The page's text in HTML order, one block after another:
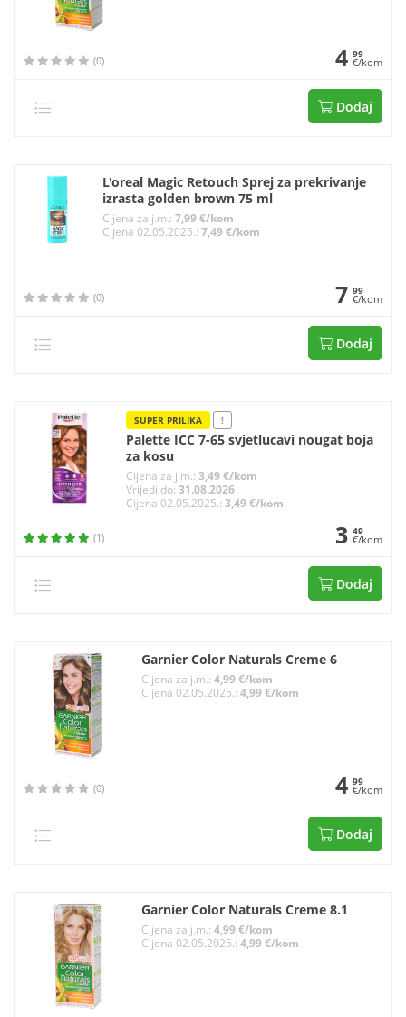
(0) 4 99
€/kom
Dodaj
L'oreal Magic Retouch Sprej za prekrivanje
izrasta golden brown 75 ml
Cijena za j.m.: 7,99 €/kom
Cijena 02.05.2025.: 7,49 €/kom
(0) 7 99
€/kom
Dodaj
SUPER PRILIKA !
Palette ICC 7-65 svjetlucavi nougat boja
za kosu
Cijena za j.m.: 3,49 €/kom
Vrijedi do: 31.08.2026
Cijena 02.05.2025.: 3,49 €/kom
(1) 3 49
€/kom
Dodaj
Garnier Color Naturals Creme 6
Cijena za j.m.: 4,99 €/kom
Cijena 02.05.2025.: 4,99 €/kom
(0) 4 99
€/kom
Dodaj
Garnier Color Naturals Creme 8.1
Cijena za j.m.: 4,99 €/kom
Cijena 02.05.2025.: 4,99 €/kom